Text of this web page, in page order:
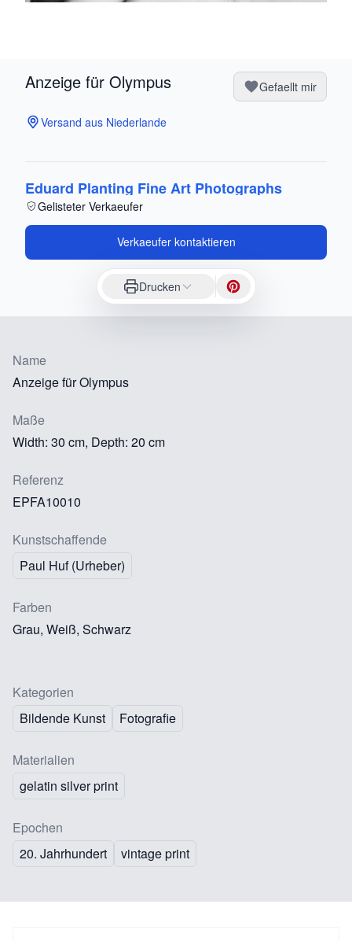
Anzeige für Olympus Gefaellt mir
Versand aus Niederlande
Eduard Planting Fine Art Photographs
Gelisteter Verkaeufer
Verkaeufer kontaktieren
Drucken
Name
Anzeige für Olympus
Maße
Width: 30 cm, Depth: 20 cm
Referenz
EPFA10010
Kunstschaffende
Paul Huf (Urheber)
Farben
Grau, Weiß, Schwarz
Kategorien
Bildende Kunst
Fotografie
Materialien
gelatin silver print
Epochen
20. Jahrhundert
vintage print